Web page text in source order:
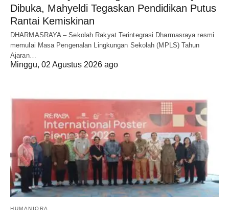
Dibuka, Mahyeldi Tegaskan Pendidikan Putus
Rantai Kemiskinan
DHARMASRAYA – Sekolah Rakyat Terintegrasi Dharmasraya resmi
memulai Masa Pengenalan Lingkungan Sekolah (MPLS) Tahun
Ajaran…
Minggu, 02 Agustus 2026 ago
HUMANIORA